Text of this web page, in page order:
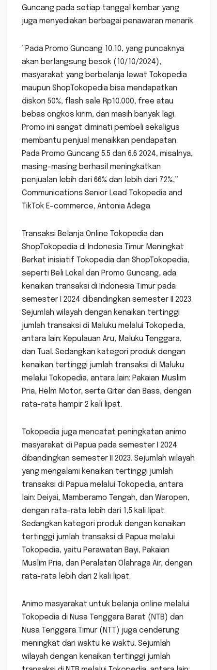
Guncang pada setiap tanggal kembar yang
juga menyediakan berbagai penawaran menarik.
“Pada Promo Guncang 10.10, yang puncaknya
akan berlangsung besok (10/10/2024),
masyarakat yang berbelanja lewat Tokopedia
maupun ShopTokopedia bisa mendapatkan
diskon 50%, flash sale Rp10.000, free atau
bebas ongkos kirim, dan masih banyak lagi.
Promo ini sangat diminati pembeli sekaligus
membantu penjual menaikkan pendapatan.
Pada Promo Guncang 5.5 dan 6.6 2024, misalnya,
masing-masing berhasil meningkatkan
penjualan lebih dari 66% dan lebih dari 72%,”
Communications Senior Lead Tokopedia and
TikTok E-commerce, Antonia Adega.
Transaksi Belanja Online Tokopedia dan
ShopTokopedia di Indonesia Timur Meningkat
Berkat inisiatif Tokopedia dan ShopTokopedia,
seperti Beli Lokal dan Promo Guncang, ada
kenaikan transaksi di Indonesia Timur pada
semester I 2024 dibandingkan semester II 2023.
Sejumlah wilayah dengan kenaikan tertinggi
jumlah transaksi di Maluku melalui Tokopedia,
antara lain: Kepulauan Aru, Maluku Tenggara,
dan Tual. Sedangkan kategori produk dengan
kenaikan tertinggi jumlah transaksi di Maluku
melalui Tokopedia, antara lain: Pakaian Muslim
Pria, Helm Motor, serta Gitar dan Bass, dengan
rata-rata hampir 2 kali lipat.
Tokopedia juga mencatat peningkatan animo
masyarakat di Papua pada semester I 2024
dibandingkan semester II 2023. Sejumlah wilayah
yang mengalami kenaikan tertinggi jumlah
transaksi di Papua melalui Tokopedia, antara
lain: Deiyai, Mamberamo Tengah, dan Waropen,
dengan rata-rata lebih dari 1,5 kali lipat.
Sedangkan kategori produk dengan kenaikan
tertinggi jumlah transaksi di Papua melalui
Tokopedia, yaitu Perawatan Bayi, Pakaian
Muslim Pria, dan Peralatan Olahraga Air, dengan
rata-rata lebih dari 2 kali lipat.
Animo masyarakat untuk belanja online melalui
Tokopedia di Nusa Tenggara Barat (NTB) dan
Nusa Tenggara Timur (NTT) juga cenderung
meningkat dari waktu ke waktu. Sejumlah
wilayah dengan kenaikan tertinggi jumlah